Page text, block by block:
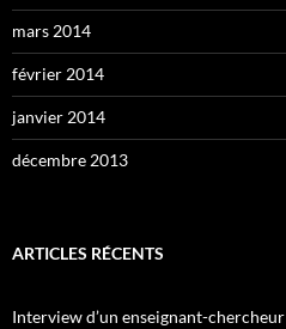
mars 2014
février 2014
janvier 2014
décembre 2013
ARTICLES RÉCENTS
Interview d’un enseignant-chercheur